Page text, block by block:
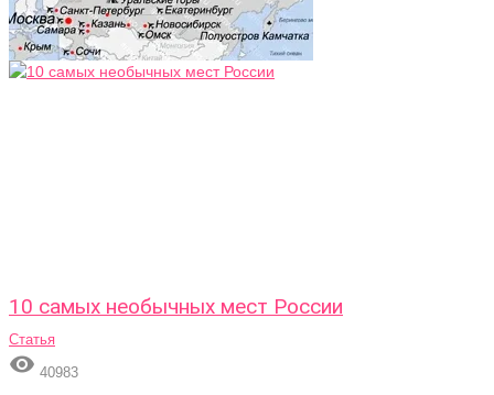
10 самых необычных мест России
Статья
 40983